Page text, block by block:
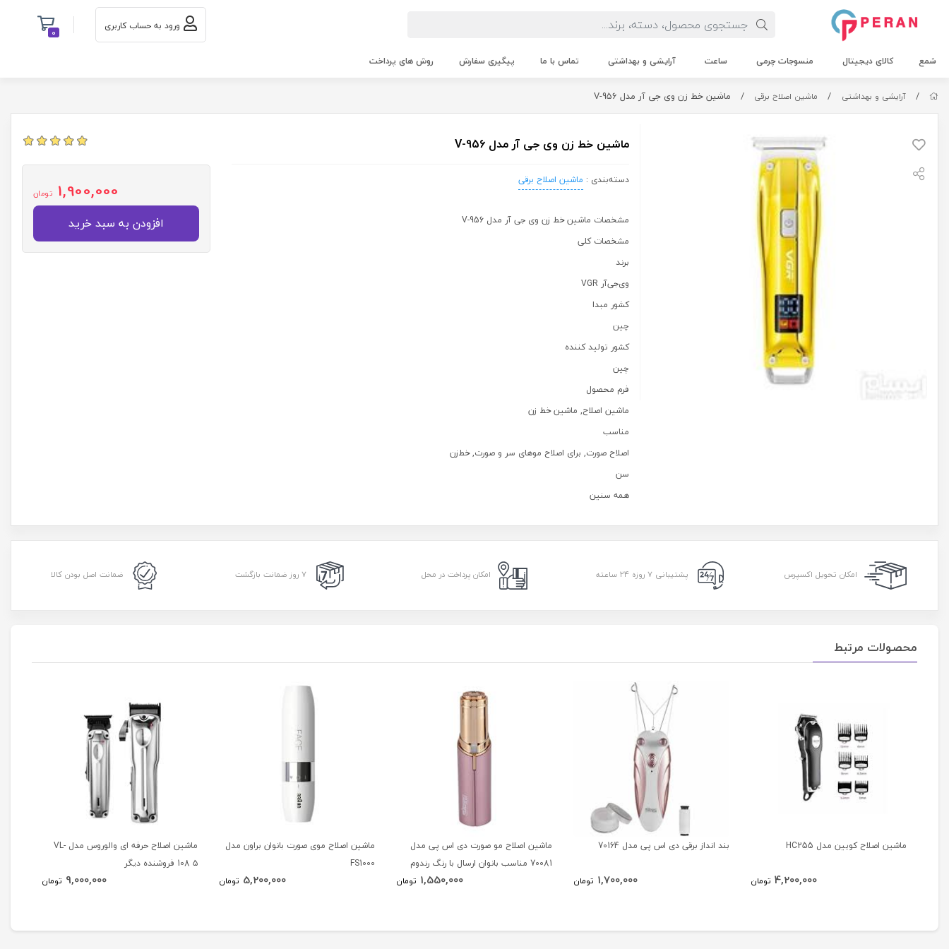
ورود به حساب کاربری 0
شمع کالای دیجیتال منسوجات چرمی ساعت آرایشی و بهداشتی تماس با ما پیگیری سفارش روش های پرداخت
/ آرایشی و بهداشتی / ماشین اصلاح برقی / ماشین خط زن وی جی آر مدل V-956
ماشین خط زن وی جی آر مدل V-956
دسته‌بندی : ماشین اصلاح برقی
مشخصات ماشین خط زن وی جی آر مدل V-956
مشخصات کلی
برند
وی‌جی‌آر VGR
کشور مبدا
چین
کشور تولید کننده
چین
فرم محصول
ماشین اصلاح, ماشین خط زن
مناسب
اصلاح صورت, برای اصلاح موهای سر و صورت, خط‌زن
سن
همه سنین
1,900,000 تومان
افزودن به سبد خرید
امکان تحویل اکسپرس پشتیبانی ۷ روزه ۲۴ ساعته امکان پرداخت در محل ۷ روز ضمانت بازگشت ضمانت اصل بودن کالا
محصولات مرتبط
ماشین اصلاح کویین مدل HC255
4,200,000 تومان
بند انداز برقی دی اس پی مدل 70164
1,700,000 تومان
ماشین اصلاح مو صورت دی اس پی مدل
70081 مناسب بانوان ارسال با رنگ رندوم
1,550,000 تومان
ماشین اصلاح موی صورت بانوان براون مدل
FS1000
5,200,000 تومان
ماشین اصلاح حرفه ای والوروس مدل VL-
108 ۵ فروشنده دیگر
9,000,000 تومان